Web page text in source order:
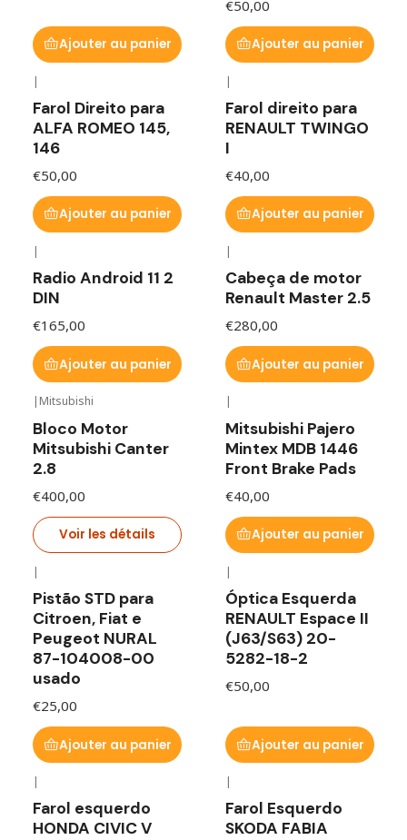
Ajouter au panier
€50,00
Ajouter au panier
|
Farol Direito para
ALFA ROMEO 145,
146
€50,00
Ajouter au panier
|
Farol direito para
RENAULT TWINGO
I
€40,00
Ajouter au panier
|
Radio Android 11 2
DIN
€165,00
Ajouter au panier
|
Cabeça de motor
Renault Master 2.5
€280,00
Ajouter au panier
| Mitsubishi
Bloco Motor
Mitsubishi Canter
2.8
€400,00
Voir les détails
|
Mitsubishi Pajero
Mintex MDB 1446
Front Brake Pads
€40,00
Ajouter au panier
|
Pistão STD para
Citroen, Fiat e
Peugeot NURAL
87-104008-00
usado
€25,00
Ajouter au panier
|
Óptica Esquerda
RENAULT Espace II
(J63/S63) 20-
5282-18-2
€50,00
Ajouter au panier
|
Farol esquerdo
HONDA CIVIC V
|
Farol Esquerdo
SKODA FABIA